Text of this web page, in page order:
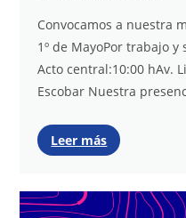
Convocamos a nuestra
1º de MayoPor trabajo
Acto central:10:00 hAv.
Escobar Nuestra
Leer más